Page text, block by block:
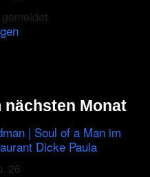
nächsten Monat
| Soul of a Man im
Dicke Paula
26